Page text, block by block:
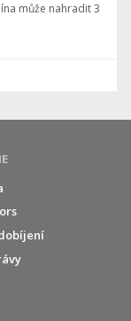
může nahradit 3